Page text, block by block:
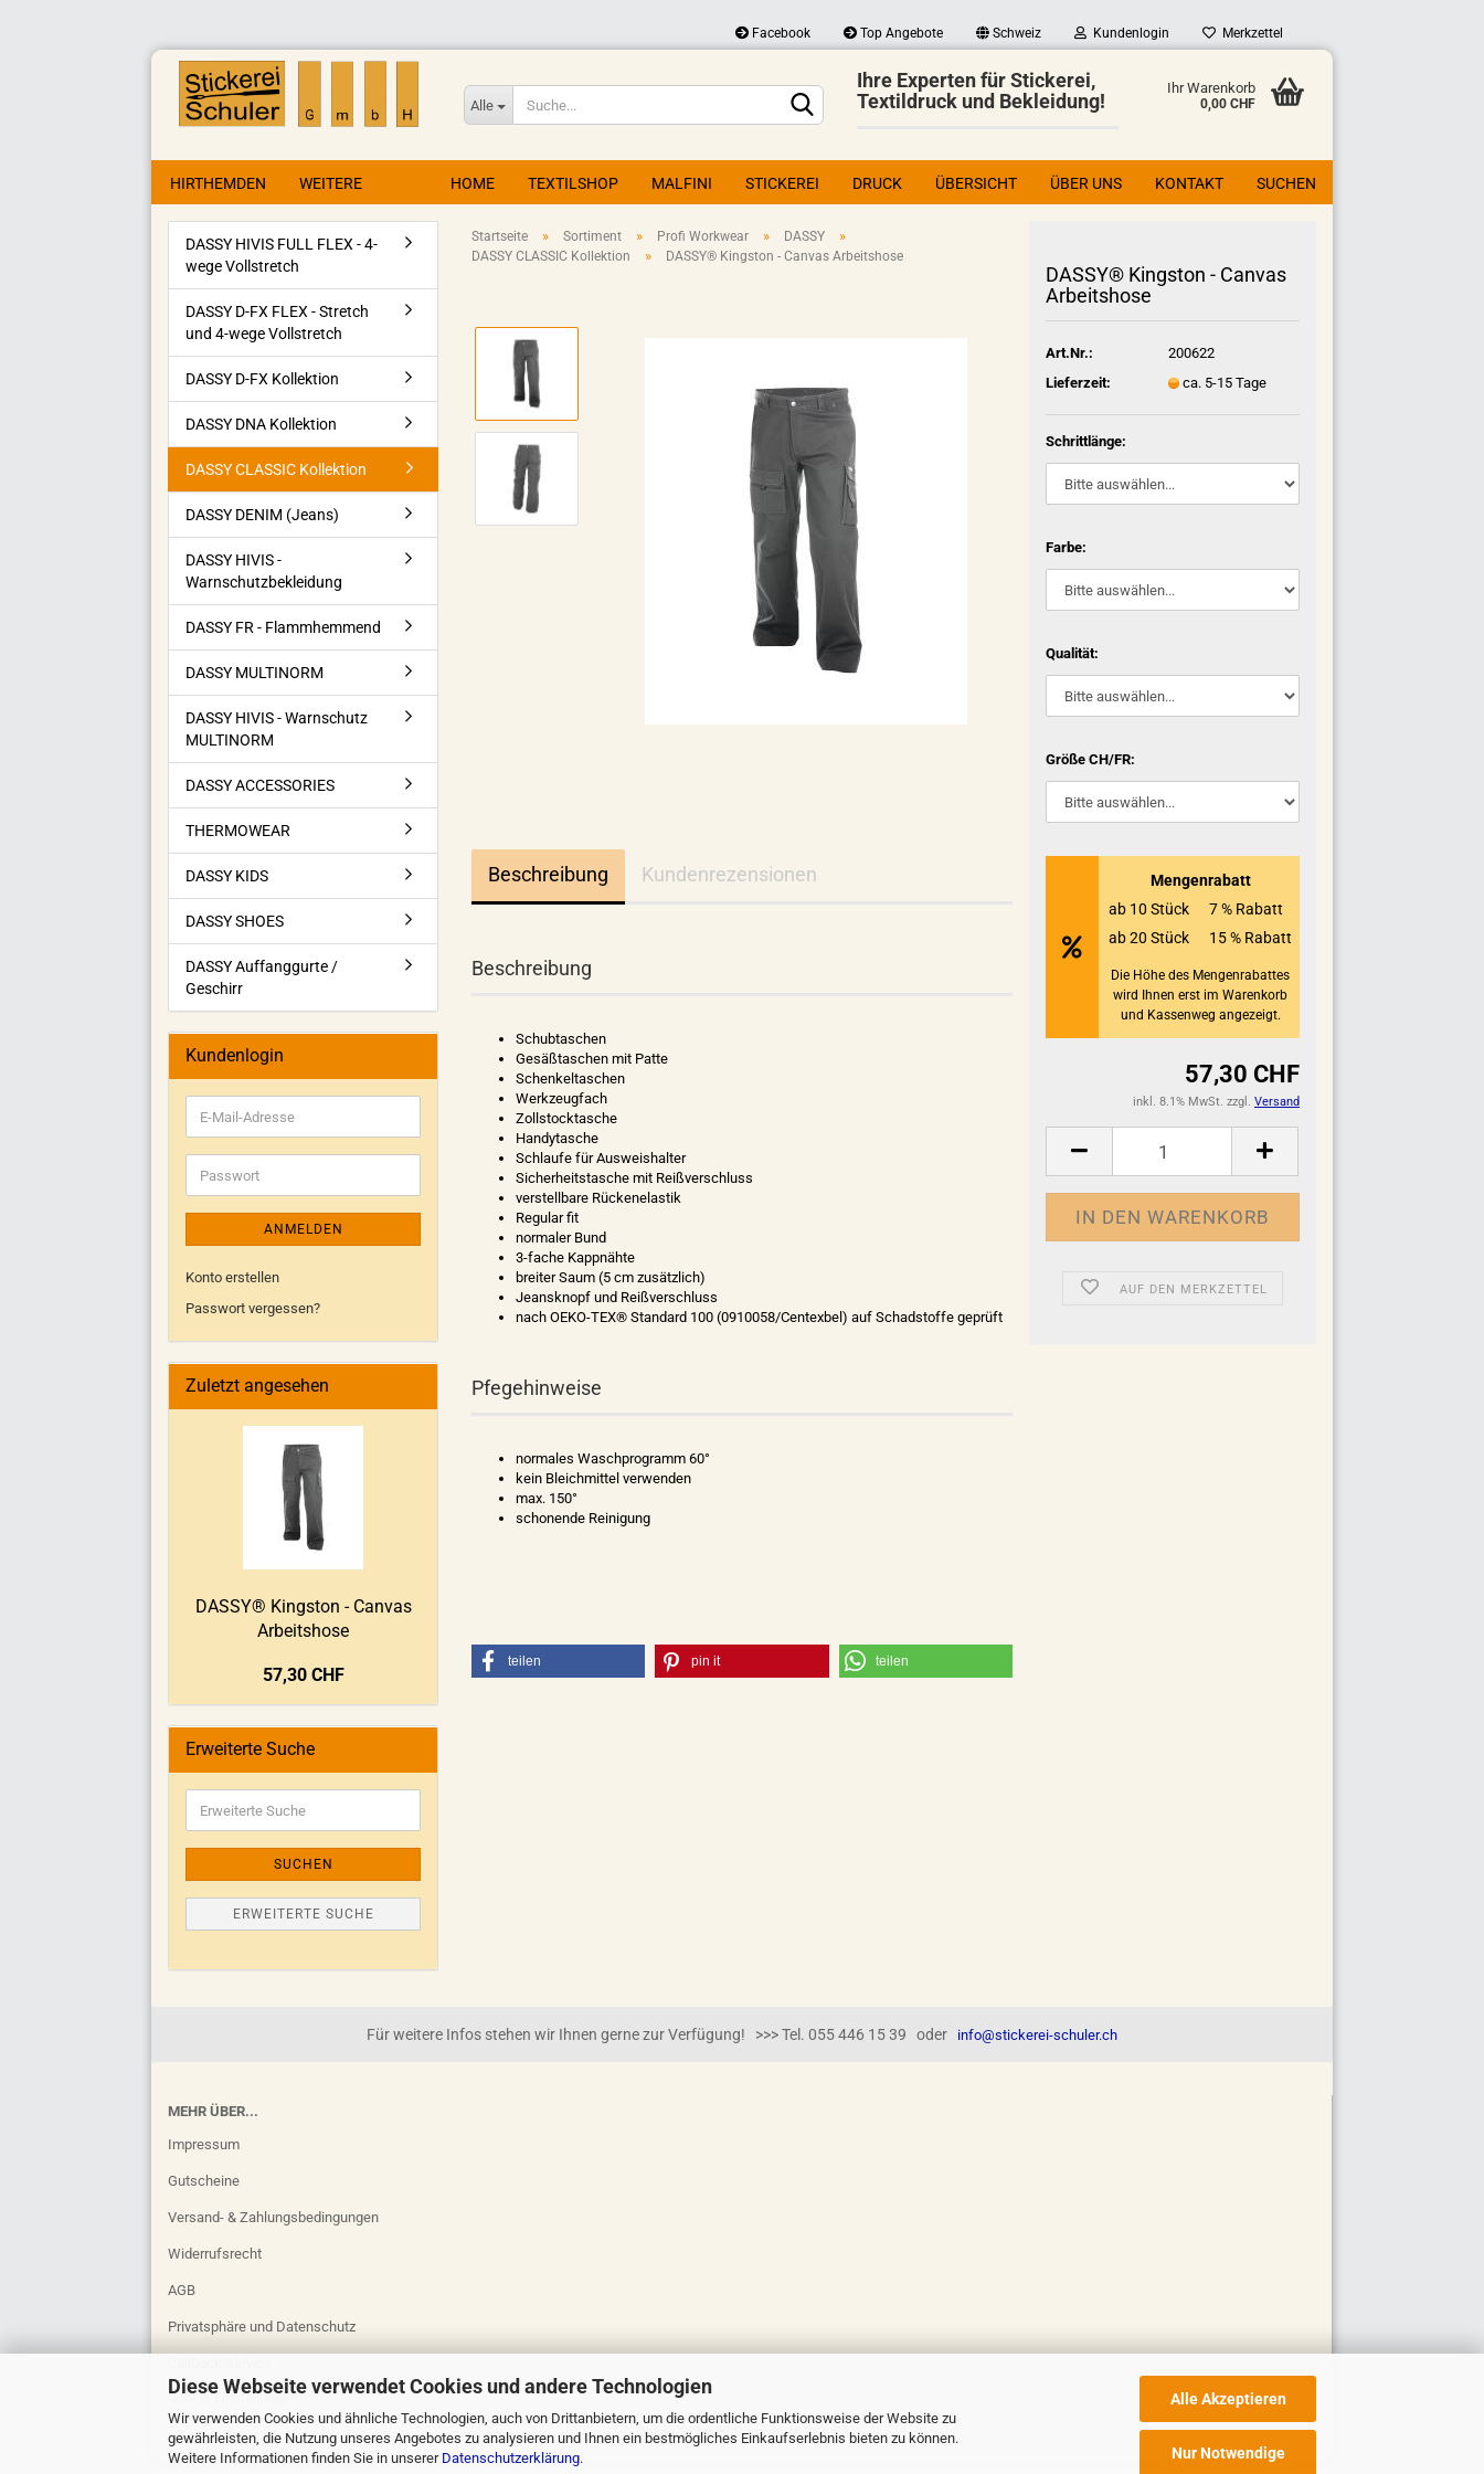
Diese Webseite verwendet Cookies und andere Technologien
Wir verwenden Cookies und ähnliche Technologien, auch von Drittanbietern, um die ordentliche Funktionsweise der Website zu
gewährleisten, die Nutzung unseres Angebotes zu analysieren und Ihnen ein bestmögliches Einkaufserlebnis bieten zu können.
Weitere Informationen finden Sie in unserer Datenschutzerklärung.
Alle Akzeptieren
Nur Notwendige
Facebook Top Angebote Schweiz
Lieferland
Kundenlogin Merkzettel
Alle
Ihre Experten für Stickerei,
Textildruck und Bekleidung!
Ihr Warenkorb
0,00 CHF
HIRTHEMDEN HOME TEXTILSHOP MALFINI STICKEREI DRUCK ÜBERSICHT ÜBER UNS KONTAKT SUCHEN
WEITERE
Startseite » Sortiment » Profi Workwear » DASSY »
DASSY CLASSIC Kollektion » DASSY® Kingston - Canvas Arbeitshose
DASSY® Kingston - Canvas
Arbeitshose
Art.Nr.:
200622
Lieferzeit:
ca. 5-15 Tage
Schrittlänge:
Farbe:
Qualität:
Größe CH/FR:
Mengenrabatt
ab 10 Stück
7 % Rabatt
ab 20 Stück
15 % Rabatt
Die Höhe des Mengenrabattes
wird Ihnen erst im Warenkorb
und Kassenweg angezeigt.
57,30 CHF
inkl. 8.1% MwSt. zzgl. Versand
AUF DEN MERKZETTEL
Beschreibung Kundenrezensionen
Beschreibung
Schubtaschen
Gesäßtaschen mit Patte
Schenkeltaschen
Werkzeugfach
Zollstocktasche
Handytasche
Schlaufe für Ausweishalter
Sicherheitstasche mit Reißverschluss
verstellbare Rückenelastik
Regular fit
normaler Bund
3-fache Kappnähte
breiter Saum (5 cm zusätzlich)
Jeansknopf und Reißverschluss
nach OEKO-TEX® Standard 100 (0910058/Centexbel) auf Schadstoffe geprüft
Pfegehinweise
normales Waschprogramm 60°
kein Bleichmittel verwenden
max. 150°
schonende Reinigung
teilen pin it teilen
DASSY HIVIS FULL FLEX - 4-
wege Vollstretch
DASSY D-FX FLEX - Stretch
und 4-wege Vollstretch
DASSY D-FX Kollektion
DASSY DNA Kollektion
DASSY CLASSIC Kollektion
DASSY DENIM (Jeans)
DASSY HIVIS -
Warnschutzbekleidung
DASSY FR - Flammhemmend
DASSY MULTINORM
DASSY HIVIS - Warnschutz
MULTINORM
DASSY ACCESSORIES
THERMOWEAR
DASSY KIDS
DASSY SHOES
DASSY Auffanggurte /
Geschirr
Kundenlogin
ANMELDEN
Konto erstellen
Passwort vergessen?
Zuletzt angesehen
DASSY® Kingston - Canvas
Arbeitshose
57,30 CHF
Erweiterte Suche
SUCHEN
ERWEITERTE SUCHE
Für weitere Infos stehen wir Ihnen gerne zur Verfügung! >>> Tel. 055 446 15 39 oder info@stickerei-schuler.ch
MEHR ÜBER...
Impressum
Gutscheine
Versand- & Zahlungsbedingungen
Widerrufsrecht
AGB
Privatsphäre und Datenschutz
Cookie Einstellungen
Online-Shopby Gambio.de © 2023